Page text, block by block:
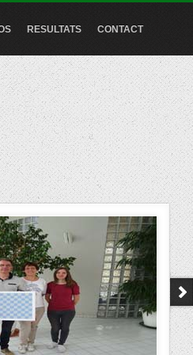
RESULTATS CONTACT